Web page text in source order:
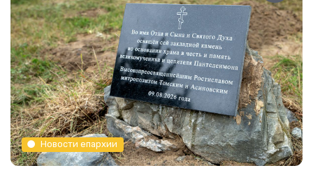
Новости епархии